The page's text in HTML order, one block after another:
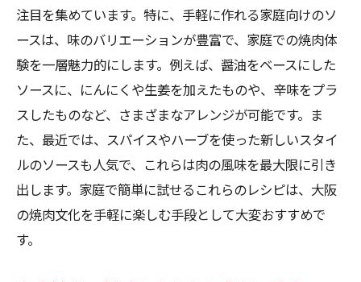
注目を集めています。特に、手軽に作れる家庭向けのソ
ースは、味のバリエーションが豊富で、家庭での焼肉体
験を一層魅力的にします。例えば、醤油をベースにした
ソースに、にんにくや生姜を加えたものや、辛味をプラ
スしたものなど、さまざまなアレンジが可能です。ま
た、最近では、スパイスやハーブを使った新しいスタイ
ルのソースも人気で、これらは肉の風味を最大限に引き
出します。家庭で簡単に試せるこれらのレシピは、大阪
の焼肉文化を手軽に楽しむ手段として大変おすすめで
す。